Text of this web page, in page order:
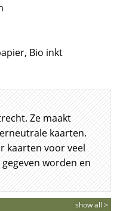
Bio inkt
Ze maakt
kaarten.
kaarten voor veel
worden en
show all >